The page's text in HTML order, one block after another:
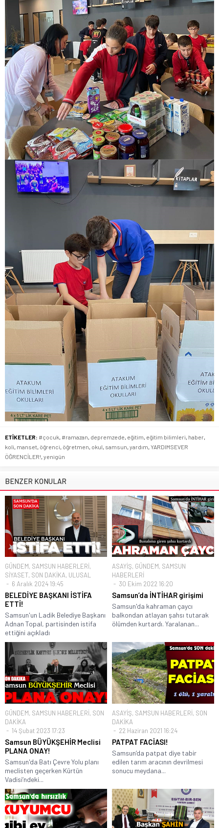
ETİKETLER: #çocuk, #ramazan, depremzede, eğitim, eğitim bilimleri, haber,
koli, manset, öğrenci, öğretmen, okul, samsun, yardım, YARDIMSEVER
ÖĞRENCİLER!, yenigün
BENZER KONULAR
GÜNDEM, SAMSUN HABERLERİ,
SİYASET, SON DAKİKA, ULUSAL
6 Aralık 2024 19:45
BELEDİYE BAŞKANI İSTİFA
ETTİ!
Samsun'un Ladik Belediye Başkanı
Adnan Topal, partisinden istifa
ettiğini açıkladı
ASAYİŞ, GÜNDEM, SAMSUN
HABERLERİ
30 Ekim 2022 16:20
Samsun’da İNTİHAR girişimi
Samsun'da kahraman çaycı
balkondan atlayan şahsı tutarak
ölümden kurtardı. Yaralanan...
GÜNDEM, SAMSUN HABERLERİ, SON
DAKİKA
14 Şubat 2023 17:23
Samsun BÜYÜKŞEHİR Meclisi
PLANA ONAY!
Samsun'da Batı Çevre Yolu planı
meclisten geçerken Kürtün
Vadisi’ndeki...
ASAYİŞ, SAMSUN HABERLERİ, SON
DAKİKA
22 Haziran 2021 16:24
PATPAT FACİASI!
Samsun’da patpat diye tabir
edilen tarım aracının devrilmesi
sonucu meydana...